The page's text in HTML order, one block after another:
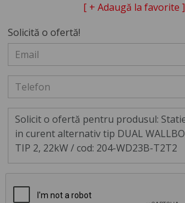
[ + Adaugă la favorite ]
Solicită o ofertă!